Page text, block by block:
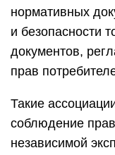
нормативных
и безопасности
документов,
прав
Такие
соблюдение
независимой